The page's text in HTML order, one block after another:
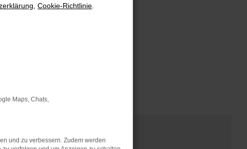
geprüft, hochwertig
Cookie-Richtlinie
Maps, Chats,
und zu verbessern. Zudem werden